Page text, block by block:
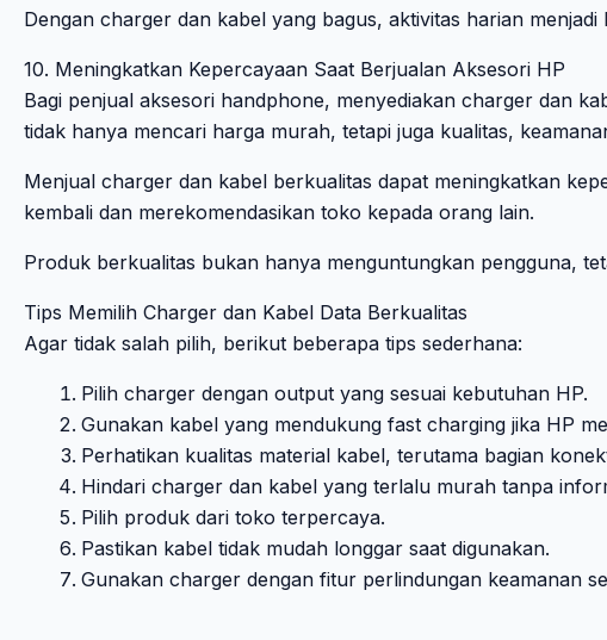
Dengan charger dan kabel yang bagus, aktivitas harian
10. Meningkatkan Kepercayaan Saat Berjualan Aksesori HP
Bagi penjual aksesori handphone, menyediakan charger dan
tidak hanya mencari harga murah, tetapi juga kualitas,
Menjual charger dan kabel berkualitas dapat meningkatkan
kembali dan merekomendasikan toko kepada orang lain.
Produk berkualitas bukan hanya menguntungkan pengguna,
Tips Memilih Charger dan Kabel Data Berkualitas
Agar tidak salah pilih, berikut beberapa tips sederhana:
Pilih charger dengan output yang sesuai kebutuhan HP.
Gunakan kabel yang mendukung fast charging jika HP
Perhatikan kualitas material kabel, terutama bagian
Hindari charger dan kabel yang terlalu murah tanpa
Pilih produk dari toko terpercaya.
Pastikan kabel tidak mudah longgar saat digunakan.
Gunakan charger dengan fitur perlindungan keamanan